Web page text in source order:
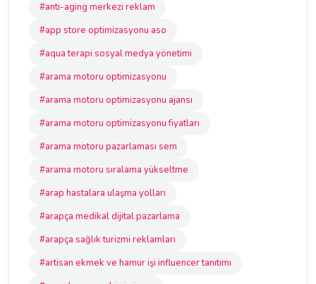
#anti-aging merkezi reklam
#app store optimizasyonu aso
#aqua terapi sosyal medya yönetimi
#arama motoru optimizasyonu
#arama motoru optimizasyonu ajansı
#arama motoru optimizasyonu fiyatları
#arama motoru pazarlaması sem
#arama motoru sıralama yükseltme
#arap hastalara ulaşma yolları
#arapça medikal dijital pazarlama
#arapça sağlık turizmi reklamları
#artisan ekmek ve hamur işi influencer tanıtımı